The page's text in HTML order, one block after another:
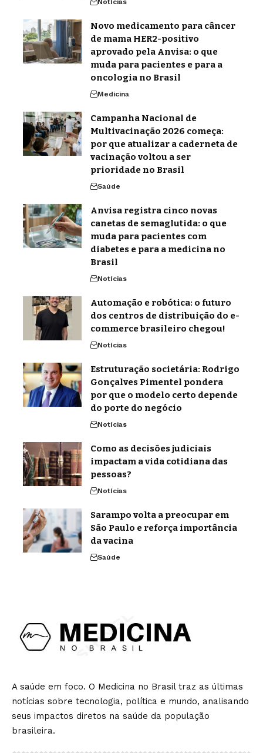
Notícias
Novo medicamento para câncer
de mama HER2-positivo
aprovado pela Anvisa: o que
muda para pacientes e para a
oncologia no Brasil
Medicina
Campanha Nacional de
Multivacinação 2026 começa:
por que atualizar a caderneta de
vacinação voltou a ser
prioridade no Brasil
Saúde
Anvisa registra cinco novas
canetas de semaglutida: o que
muda para pacientes com
diabetes e para a medicina no
Brasil
Notícias
Automação e robótica: o futuro
dos centros de distribuição do e-
commerce brasileiro chegou!
Notícias
Estruturação societária: Rodrigo
Gonçalves Pimentel pondera
por que o modelo certo depende
do porte do negócio
Notícias
Como as decisões judiciais
impactam a vida cotidiana das
pessoas?
Notícias
Sarampo volta a preocupar em
São Paulo e reforça importância
da vacina
Saúde
A saúde em foco. O Medicina no Brasil traz as últimas
notícias sobre tecnologia, política e mundo, analisando
seus impactos diretos na saúde da população
brasileira.